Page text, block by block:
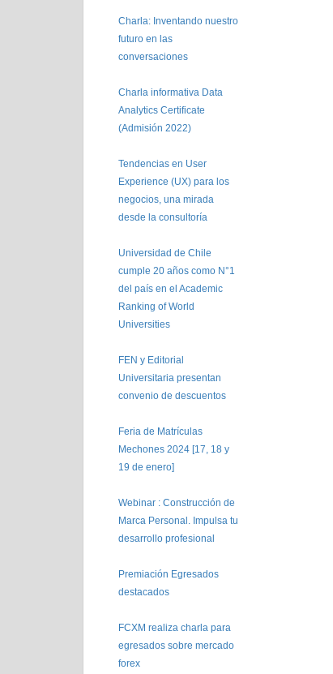
Charla: Inventando nuestro
futuro en las
conversaciones
Charla informativa Data
Analytics Certificate
(Admisión 2022)
Tendencias en User
Experience (UX) para los
negocios, una mirada
desde la consultoría
Universidad de Chile
cumple 20 años como N°1
del país en el Academic
Ranking of World
Universities
FEN y Editorial
Universitaria presentan
convenio de descuentos
Feria de Matrículas
Mechones 2024 [17, 18 y
19 de enero]
Webinar : Construcción de
Marca Personal. Impulsa tu
desarrollo profesional
Premiación Egresados
destacados
FCXM realiza charla para
egresados sobre mercado
forex